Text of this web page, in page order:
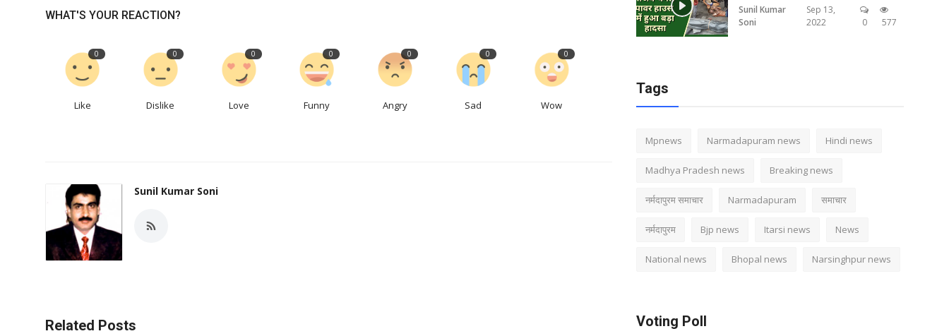
WHAT'S YOUR REACTION?
0
Like
0
Dislike
0
Love
0
Funny
0
Angry
0
Sad
0
Wow
Sunil Kumar Soni
Related Posts
Sunil Kumar
Soni
Sep 13,
2022
0 577
Tags
Mpnews Narmadapuram news Hindi news
Madhya Pradesh news Breaking news
नर्मदापुरम समाचार Narmadapuram समाचार
नर्मदापुरम Bjp news Itarsi news News
National news Bhopal news Narsinghpur news
Voting Poll